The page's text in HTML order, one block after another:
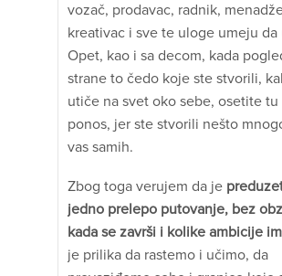
vozač, prodavac, radnik,
kreativac i sve te uloge umeju da
Opet, kao i sa decom, kada
strane to čedo koje ste stvorili,
utiče na svet oko sebe, osetite tu
ponos, jer ste stvorili nešto
vas samih.
Zbog toga verujem da je
jedno prelepo putovanje, bez
kada se završi i kolike ambicije
je prilika da rastemo i učimo, da